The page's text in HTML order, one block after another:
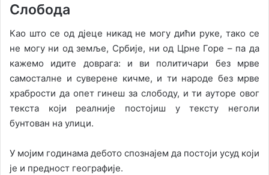
Слобода
Као што се од дјеце никад не могу дићи руке, тако се
не могу ни од земље, Србије, ни од Црне Горе – па да
кажемо идите доврага: и ви политичари без мрве
самосталне и суверене кичме, и ти народе без мрве
храбрости да опет гинеш за слободу, и ти ауторе овог
текста који реалније постојиш у тексту неголи
бунтован на улици.
У мојим годинама дебото спознајем да постоји усуд који
је и предност географије.